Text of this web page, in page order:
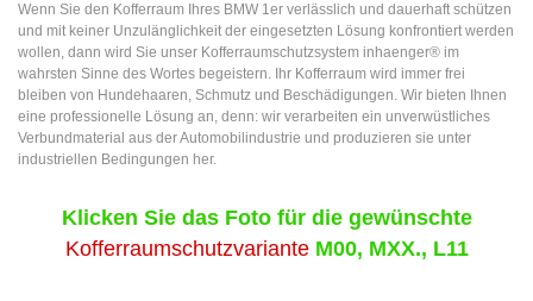
Wenn Sie den Kofferraum Ihres BMW 1er verlässlich und dauerhaft schützen
und mit keiner Unzulänglichkeit der eingesetzten Lösung konfrontiert werden
wollen, dann wird Sie unser Kofferraumschutzsystem inhaenger® im
wahrsten Sinne des Wortes begeistern. Ihr Kofferraum wird immer frei
bleiben von Hundehaaren, Schmutz und Beschädigungen. Wir bieten Ihnen
eine professionelle Lösung an, denn: wir verarbeiten ein unverwüstliches
Verbundmaterial aus der Automobilindustrie und produzieren sie unter
industriellen Bedingungen her.
Klicken Sie das Foto für die gewünschte
Kofferraumschutzvariante M00, MXX., L11